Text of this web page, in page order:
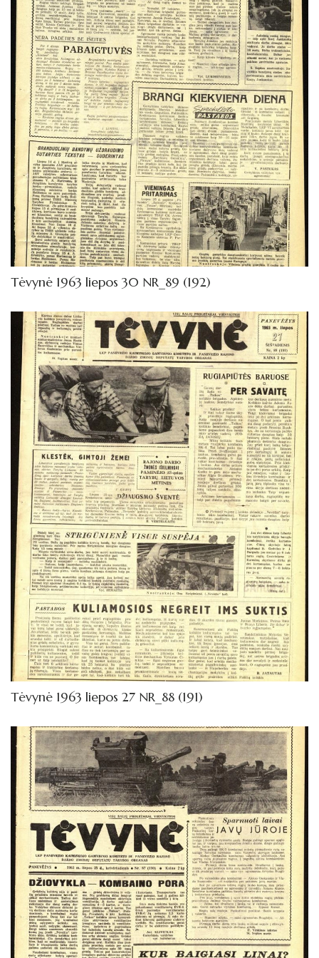
1972
1971
1970
1969
1968
1967
1966
1965
1964
1963
Vasaris
Kovas
Balandis
Gegužė
Birželis
Liepa
Rugpjūtis
Rugsėjis
Spalis
Lapkritis
Gruodis
1962
Knygos
Tėvynė 1963 liepos 30 NR_89 (192)
Tėvynė 1963 liepos 27 NR_88 (191)